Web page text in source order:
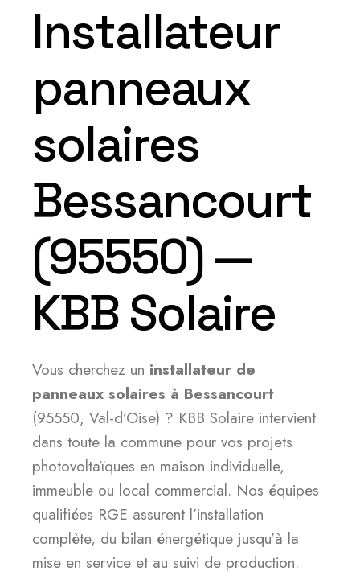
Installateur
panneaux
solaires
Bessancourt
(95550) —
KBB Solaire
Vous cherchez un installateur de
panneaux solaires à Bessancourt
(95550, Val-d’Oise) ? KBB Solaire intervient
dans toute la commune pour vos projets
photovoltaïques en maison individuelle,
immeuble ou local commercial. Nos équipes
qualifiées RGE assurent l’installation
complète, du bilan énergétique jusqu’à la
mise en service et au suivi de production.